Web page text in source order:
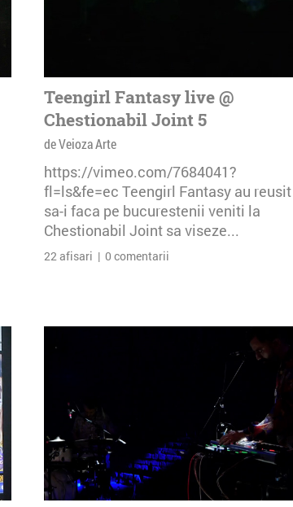
Teengirl Fantasy live @
Chestionabil Joint 5
de Veioza Arte
https://vimeo.com/7684041?
fl=ls&fe=ec Teengirl Fantasy au reusit
sa-i faca pe bucurestenii veniti la
Chestionabil Joint sa viseze...
22 afisari | 0 comentarii